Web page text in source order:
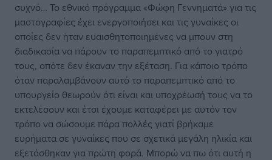
συχνό… Το εθνικό πρόγραμμα «Φώφη Γεννηματά» για τις
μαστογραφίες έχει ενεργοποιήσει και τις γυναίκες οι
οποίες δεν ήταν ευαισθητοποιημένες να μπουν στη
διαδικασία να πάρουν το παραπεμπτικό από το γιατρό
τους, οπότε δεν έκαναν την εξέταση. Για κάποιο τρόπο
όταν παραλαμβάνουν αυτό το παραπεμπτικό από το
υπουργείο θεωρούν ότι είναι και υποχρέωσή τους να το
εκτελέσουν και έτσι έχουμε καταφέρει με αυτόν τον
τρόπο να σώσουμε πάρα πολλές γιατί βρήκαμε
ευρήματα σε γυναίκες που σε σχετικά μεγάλη ηλικία και
εξετάσθηκαν για πρώτη φορά. Μπορώ να πω ότι αυτή η